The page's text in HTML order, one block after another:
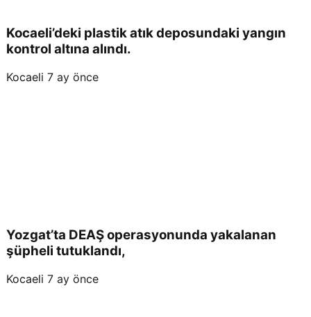
Kocaeli’deki plastik atık deposundaki yangın
kontrol altına alındı.
Kocaeli 7 ay önce
Yozgat’ta DEAŞ operasyonunda yakalanan
şüpheli tutuklandı,
Kocaeli 7 ay önce